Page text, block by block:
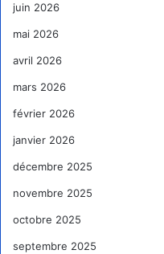
juin 2026
mai 2026
avril 2026
mars 2026
février 2026
janvier 2026
décembre 2025
novembre 2025
octobre 2025
septembre 2025